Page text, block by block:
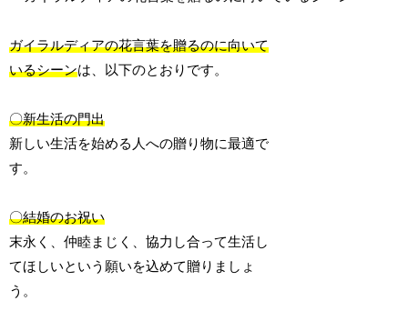
ガイラルディアの花言葉を贈るのに向いて
いるシーンは、以下のとおりです。
〇新生活の門出
新しい生活を始める人への贈り物に最適で
す。
〇結婚のお祝い
末永く、仲睦まじく、協力し合って生活し
てほしいという願いを込めて贈りましょ
う。